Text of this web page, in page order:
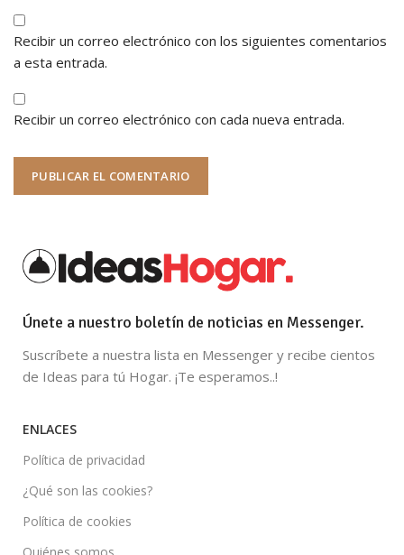
Recibir un correo electrónico con los siguientes comentarios
a esta entrada.
Recibir un correo electrónico con cada nueva entrada.
Únete a nuestro boletín de noticias en Messenger.
Suscríbete a nuestra lista en Messenger y recibe cientos
de Ideas para tú Hogar. ¡Te esperamos..!
ENLACES
Política de privacidad
¿Qué son las cookies?
Política de cookies